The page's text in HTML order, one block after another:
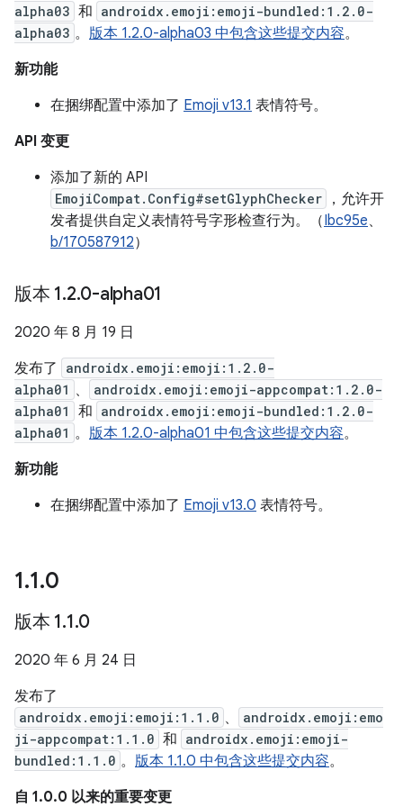
alpha03 和 androidx.emoji:emoji-bundled:1.2.0-
alpha03 。 版本 1.2.0-alpha03 中包含这些提交内容。
新功能
在捆绑配置中添加了 Emoji v13.1 表情符号。
API 变更
添加了新的 API
EmojiCompat.Config#setGlyphChecker
，允许开
发者提供自定义表情符号字形检查行为。（Ibc95e、
b/170587912）
版本 1.2.0-alpha01
2020 年 8 月 19 日
发布了
androidx.emoji:emoji:1.2.0-
alpha01 、
androidx.emoji:emoji-appcompat:1.2.0-
alpha01
和 androidx.emoji:emoji-bundled:1.2.0-
alpha01 。 版本 1.2.0-alpha01 中包含这些提交内容。
新功能
在捆绑配置中添加了 Emoji v13.0 表情符号。
1.1.0
版本 1.1.0
2020 年 6 月 24 日
发布了
androidx.emoji:emoji:1.1.0 、
androidx.emoji:emo
ji-appcompat:1.1.0 和 androidx.emoji:emoji-
bundled:1.1.0 。 版本 1.1.0 中包含这些提交内容。
自 1.0.0 以来的重要变更